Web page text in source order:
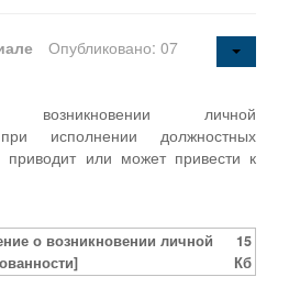
Опубликовано: 07
личной
при исполнении должностных
приводит или может привести к
о возникновении личной
15
Кб